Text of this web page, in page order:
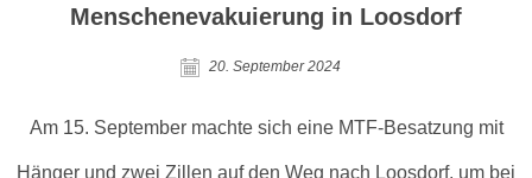
Menschenevakuierung in Loosdorf
20. September 2024
Am 15. September machte sich eine MTF-Besatzung mit
Hänger und zwei Zillen auf den Weg nach Loosdorf, um bei